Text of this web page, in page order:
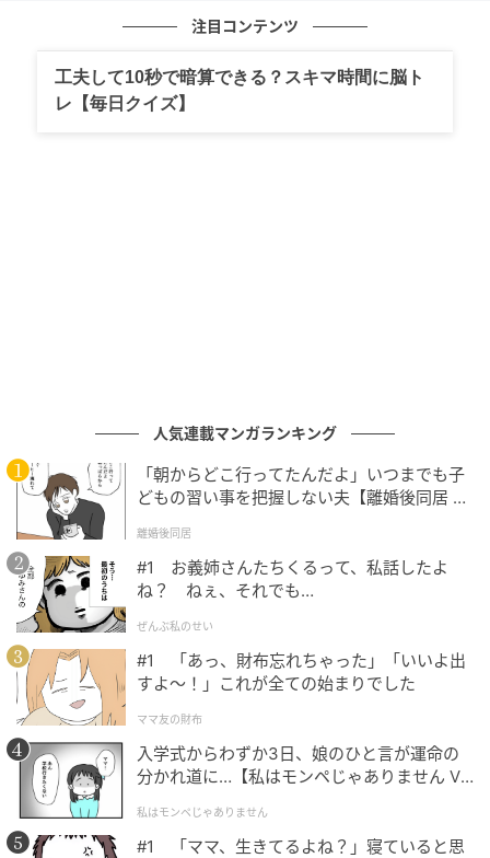
次の記事
注目コンテンツ
工夫して10秒で暗算できる？スキマ時間に脳ト
レ【毎日クイズ】
人気連載マンガランキング
「朝からどこ行ってたんだよ」いつまでも子
どもの習い事を把握しない夫【離婚後同居 Vo
離婚後同居
#1 お義姉さんたちくるって、私話したよ
ね？ ねぇ、それでも…
ぜんぶ私のせい
#1 「あっ、財布忘れちゃった」「いいよ出
すよ〜！」これが全ての始まりでした
ママ友の財布
入学式からわずか3日、娘のひと言が運命の
分かれ道に…【私はモンペじゃありません Vo
私はモンペじゃありません
#1 「ママ、生きてるよね？」寝ていると思